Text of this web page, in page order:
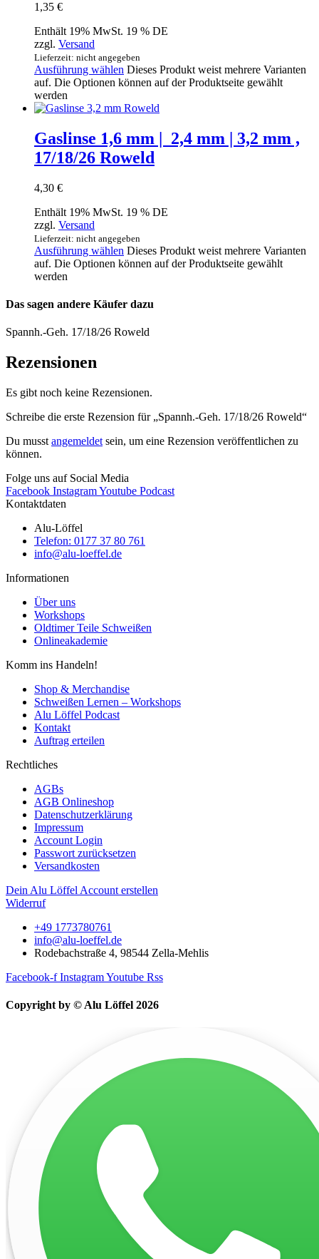
1,35 €
Enthält 19% MwSt. 19 % DE
zzgl. Versand
Lieferzeit: nicht angegeben
Ausführung wählen Dieses Produkt weist mehrere Varianten
auf. Die Optionen können auf der Produktseite gewählt
werden
Gaslinse 1,6 mm | 2,4 mm | 3,2 mm ,
17/18/26 Roweld
4,30 €
Enthält 19% MwSt. 19 % DE
zzgl. Versand
Lieferzeit: nicht angegeben
Ausführung wählen Dieses Produkt weist mehrere Varianten
auf. Die Optionen können auf der Produktseite gewählt
werden
Das sagen andere Käufer dazu
Spannh.-Geh. 17/18/26 Roweld
Rezensionen
Es gibt noch keine Rezensionen.
Schreibe die erste Rezension für „Spannh.-Geh. 17/18/26 Roweld“
Du musst angemeldet sein, um eine Rezension veröffentlichen zu
können.
Folge uns auf Social Media
Facebook InstagramYoutube Podcast
Kontaktdaten
Alu-Löffel
Telefon: 0177 37 80 761
info@alu-loeffel.de
Informationen
Über uns
Workshops
Oldtimer Teile Schweißen
Onlineakademie
Komm ins Handeln!
Shop & Merchandise
Schweißen Lernen – Workshops
Alu Löffel Podcast
Kontakt
Auftrag erteilen
Rechtliches
AGBs
AGB Onlineshop
Datenschutzerklärung
Impressum
Account Login
Passwort zurücksetzen
Versandkosten
Dein Alu Löffel Account erstellen
Widerruf
+49 1773780761
info@alu-loeffel.de
Rodebachstraße 4, 98544 Zella-Mehlis
Facebook-f InstagramYoutube Rss
Copyright by © Alu Löffel 2026